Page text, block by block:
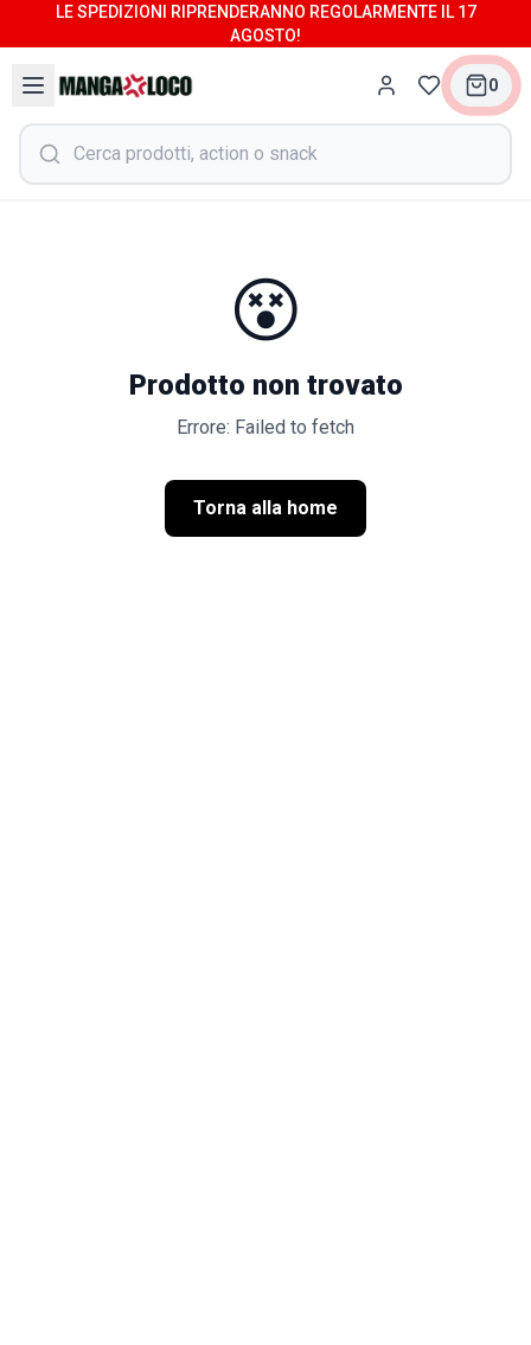
LE SPEDIZIONI RIPRENDERANNO REGOLARMENTE IL 17
AGOSTO!
0
😵
Prodotto non trovato
Errore: Failed to fetch
Torna alla home